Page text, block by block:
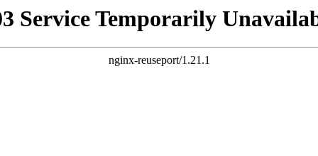
Service Temporarily
nginx-reuseport/1.21.1